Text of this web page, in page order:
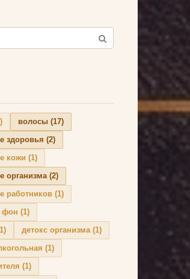
волосы (17)
здоровья (2)
кожи (1)
организма(2)
работников (1)
фон (1)
детокс организма(1)
(1)
(1)